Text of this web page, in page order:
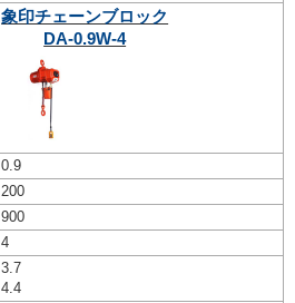
象印チェーンブロック
DA-0.9W-4
0.9
200
900
4
3.7
4.4